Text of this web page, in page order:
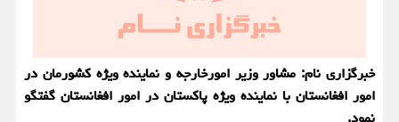
خبرگزاری نام: مشاور وزیر امورخارجه و نماینده ویژه كشورمان در
امور افغانستان با نماینده ویژه پاكستان در امور افغانستان گفتگو